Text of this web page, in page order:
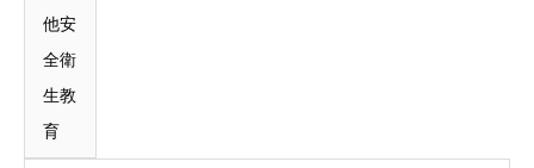
他安
全衛
生教
育